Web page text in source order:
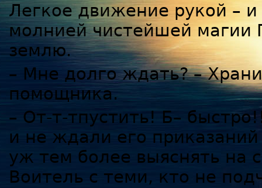
Легкое движение рукой –
молнией чистейшей магии
землю.
– Мне долго ждать? –
помощника.
– От-т-тпустить! Б–
и не ждали его
уж тем более выяснять на
Воитель с теми, кто не